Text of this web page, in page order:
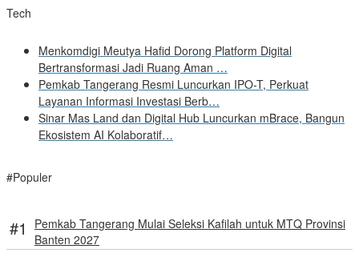
Tech
Menkomdigi Meutya Hafid Dorong Platform Digital
Bertransformasi Jadi Ruang Aman …
Pemkab Tangerang Resmi Luncurkan IPO-T, Perkuat
Layanan Informasi Investasi Berb…
Sinar Mas Land dan Digital Hub Luncurkan mBrace, Bangun
Ekosistem AI Kolaboratif…
#Populer
Pemkab Tangerang Mulai Seleksi Kafilah untuk MTQ Provinsi
Banten 2027